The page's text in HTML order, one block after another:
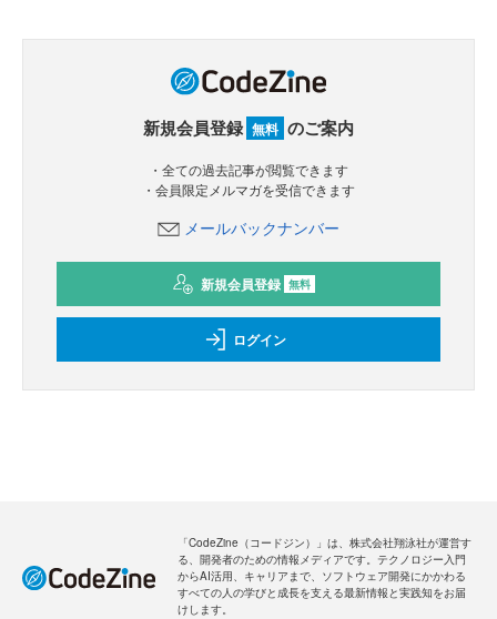
新規会員登録 無料 のご案内
・全ての過去記事が閲覧できます
・会員限定メルマガを受信できます
メールバックナンバー
新規会員登録 無料
ログイン
「CodeZine（コードジン）」は、株式会社翔泳社が運営す
る、開発者のための情報メディアです。テクノロジー入門
からAI活用、キャリアまで、ソフトウェア開発にかかわる
すべての人の学びと成長を支える最新情報と実践知をお届
けします。